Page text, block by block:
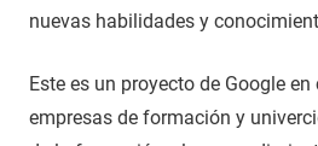
nuevas habilidades y
Este es un proyecto de Google
empresas de formación y